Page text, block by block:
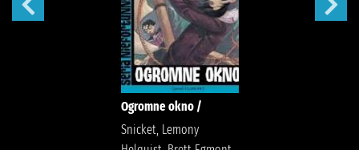
Ogromne okno /
Snicket, Lemony